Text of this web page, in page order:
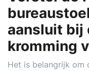
aansluit bij
kromming
Het is belangrijk om